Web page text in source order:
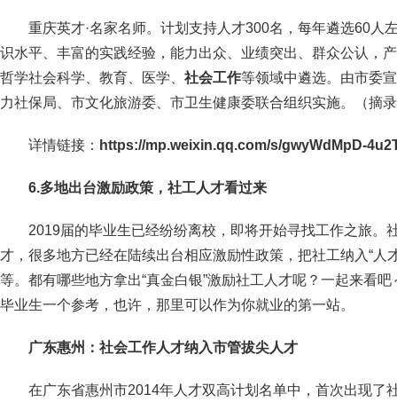
重庆英才·名家名师。计划支持人才300名，每年遴选60人
识水平、丰富的实践经验，能力出众、业绩突出、群众公认，
哲学社会科学、教育、医学、 社会工作等领域中遴选。由市委
力社保局、市文化旅游委、市卫生健康委联合组织实施。（摘
详情链接 ： https://mp.weixin.qq.com/s/gwyWdMpD-
6.多地出台激励政策，社工人才看过来
2019届的毕业生已经纷纷离校，即将开始寻找工作之旅。
才，很多地方已经在陆续出台相应激励性政策，把社工纳入“人
等。都有哪些地方拿出“真金白银”激励社工人才呢？一起来看
毕业生一个参考，也许，那里可以作为你就业的第一站。
广东惠州：社会工作人才纳入市管拔尖人才
在广东省惠州市2014年人才双高计划名单中，首次出现了